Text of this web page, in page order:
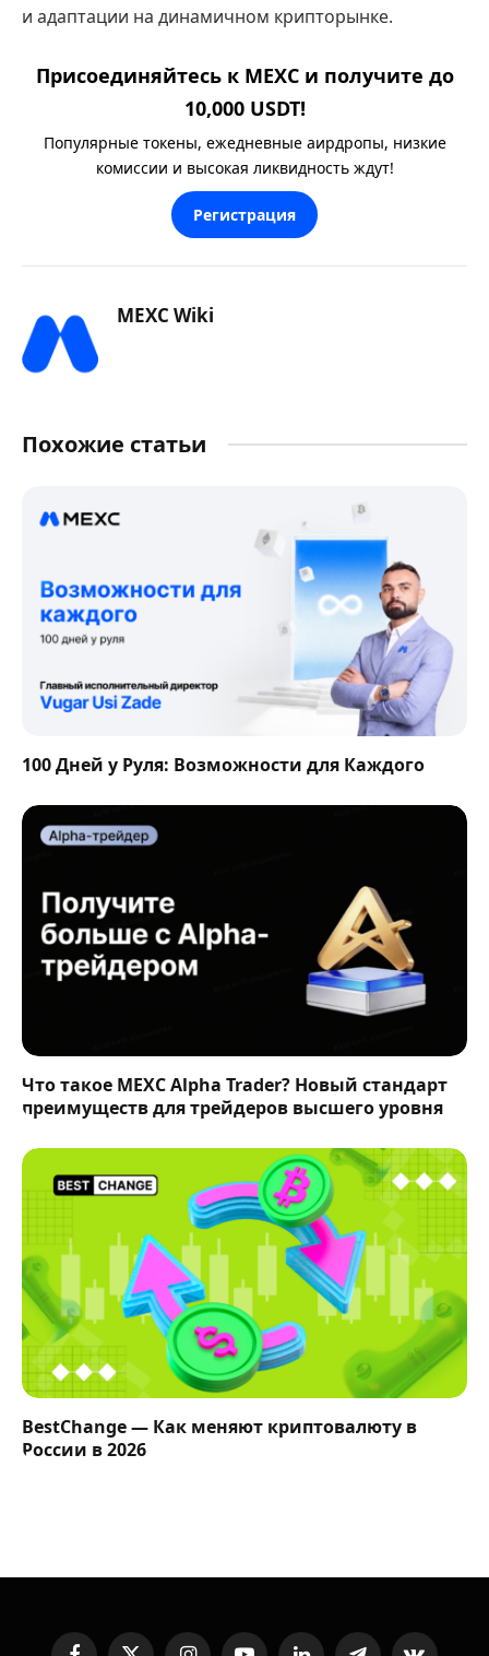
и адаптации на динамичном крипторынке.
Присоединяйтесь к MEXC и получите до
10,000 USDT!
Популярные токены, ежедневные аирдропы, низкие
комиссии и высокая ликвидность ждут!
Регистрация
MEXC Wiki
Похожие статьи
100 Дней у Руля: Возможности для Каждого
Что такое MEXC Alpha Trader? Новый стандарт
преимуществ для трейдеров высшего уровня
BestChange — Как меняют криптовалюту в
России в 2026